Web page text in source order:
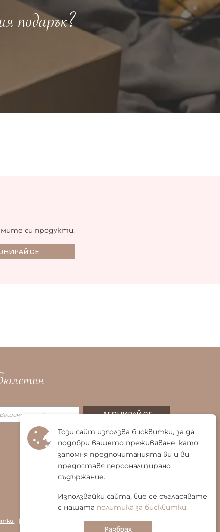
подарък?
си продукти.
|
Този сайт използва бисквитки, за да
подобри вашето преживяване, като
запомня предпочитанията ви и ви
предоставя персонализирано
съдържание.
Използвайки сайта, вие се съгласявате
с нашата политика за бисквитки.
Разбрах